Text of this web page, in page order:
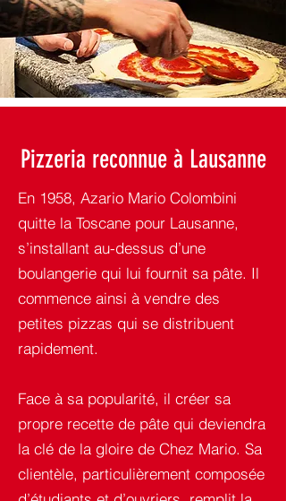
Pizzeria reconnue à Lausanne
En 1958, Azario Mario Colombini
quitte la Toscane pour Lausanne,
s’installant au-dessus d’une
boulangerie qui lui fournit sa pâte. Il
commence ainsi à vendre des
petites pizzas qui se distribuent
rapidement.
Face à sa popularité, il créer sa
propre recette de pâte qui deviendra
la clé de la gloire de Chez Mario. Sa
clientèle, particulièrement composée